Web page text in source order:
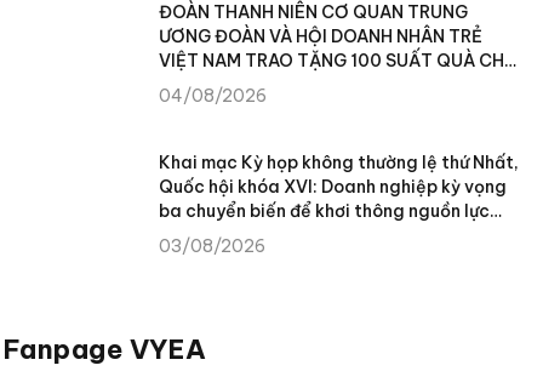
ĐOÀN THANH NIÊN CƠ QUAN TRUNG
ƯƠNG ĐOÀN VÀ HỘI DOANH NHÂN TRẺ
VIỆT NAM TRAO TẶNG 100 SUẤT QUÀ CHO
NHÂN DÂN XÃ TÙNG VÀI (TUYÊN QUANG)
04/08/2026
Khai mạc Kỳ họp không thường lệ thứ Nhất,
Quốc hội khóa XVI: Doanh nghiệp kỳ vọng
ba chuyển biến để khơi thông nguồn lực
phát triển
03/08/2026
Fanpage VYEA